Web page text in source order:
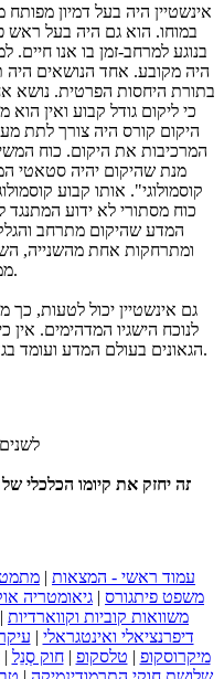
אינשטיין היה בעל דמיון
במוחו. הוא גם היה בעל ראש
בנוגע למרחב-זמן בו אנו
היה מקובע. אחד הנושאים היה
בתורת היחסות הפרטית. נושא
כי ליקום גודל קבוע ואין
היקום קורס היה צורך לתת
המרכיבות את היקום. כוח
מנת שהיקום יהיה סטאטי
קוסמולוגי". אותו קבוע
כוח מסתורי לא ידוע
המדע שהיקום מתרחב
ומתרחקות אחת מהשנייה,
ממשוואותיו.
גם אינשטיין יכול לטעות,
לנוכח הישגיו המדהימים. אין
הגאונים בעולם המדע ועומד בגאון לצידם של ענקים אחרים שחיו לפניו.
עמוד ראשי - המצאות |
משפט פיתגורס | גיאומטריה
משוואות קוביות וקווארדיות |
דיפרנציאלי ואינטגראלי |
מיקרוסקופ | טלסקופ |חוק סְנֵל |